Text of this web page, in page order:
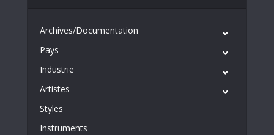
Archives/Documentation
Pays
Industrie
Artistes
Styles
Instruments